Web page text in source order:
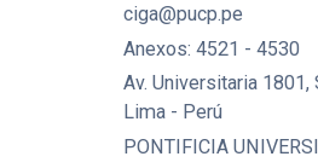
ciga@pucp.pe
Anexos: 4521 - 4530
Av. Universitaria
Lima - Perú
PONTIFICIA